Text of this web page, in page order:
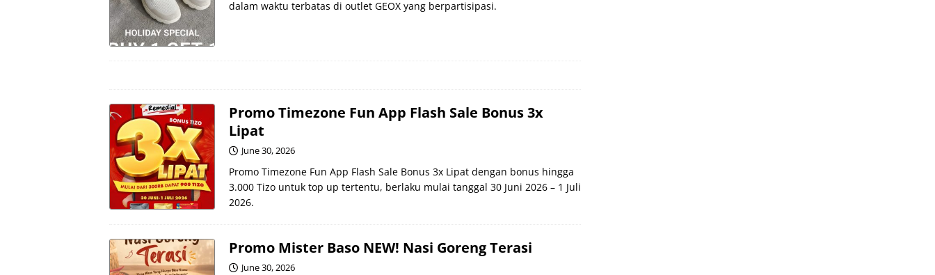
dalam waktu terbatas di outlet GEOX yang berpartisipasi.
Promo Timezone Fun App Flash Sale Bonus 3x
Lipat
June 30, 2026
Promo Timezone Fun App Flash Sale Bonus 3x Lipat dengan bonus hingga
3.000 Tizo untuk top up tertentu, berlaku mulai tanggal 30 Juni 2026 – 1 Juli
2026.
Promo Mister Baso NEW! Nasi Goreng Terasi
June 30, 2026